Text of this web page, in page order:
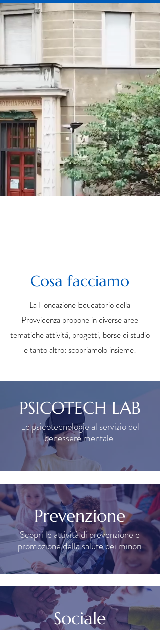
Cosa facciamo
La Fondazione Educatorio della
Provvidenza propone in diverse aree
tematiche attività, progetti, borse di studio
e tanto altro: scopriamolo insieme!
PSICOTECH LAB
Le psicotecnologie al servizio del
benessere mentale
Prevenzione
Scopri le attività di prevenzione e
promozione della salute dei minori
Sociale